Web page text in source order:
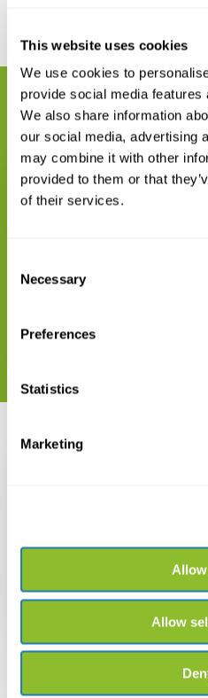
This website uses cookies
We use cookies to
provide social media
We also share information
our social media, advertising
may combine it with other
provided to them or that
of their services.
Selection
Necessary
Preferences
Statistics
Marketing
Allow
GERELATEERDE PRODUCTEN
Maak uw bestelling
Euromex MicroBlue Binoculaire
Microscoop 40x/100x/400x/1000x
Recent bekeken
Euromex MicroBlue
40x/100x/400x